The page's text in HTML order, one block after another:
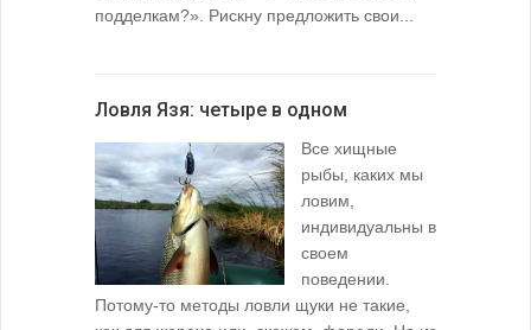
подделкам?». Рискну предложить свои...
Ловля Язя: четыре в одном
Все хищные
рыбы, каких мы
ловим,
индивидуальны в
своем
поведении.
Потому-то методы ловли щуки не такие,